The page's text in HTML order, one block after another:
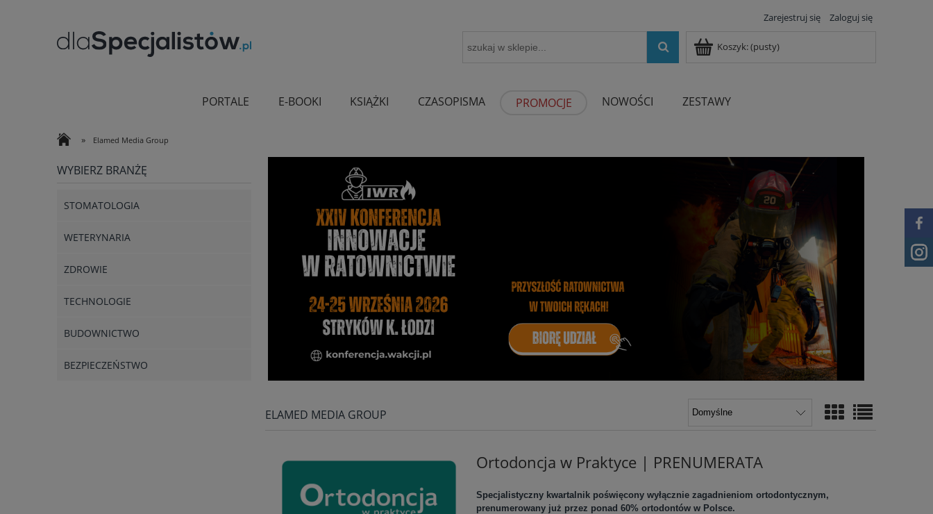
Zarejestruj się Zaloguj się
Koszyk:(pusty)
PORTALE E-BOOKI KSIĄŻKI CZASOPISMA PROMOCJE NOWOŚCI ZESTAWY
» Elamed Media Group
WYBIERZ BRANŻĘ
STOMATOLOGIA
WETERYNARIA
ZDROWIE
TECHNOLOGIE
BUDOWNICTWO
BEZPIECZEŃSTWO
ELAMED MEDIA GROUP
Ortodoncja w Praktyce | PRENUMERATA
Specjalistyczny kwartalnik poświęcony wyłącznie zagadnieniom ortodontycznym,
prenumerowany już przez ponad 60% ortodontów w Polsce.